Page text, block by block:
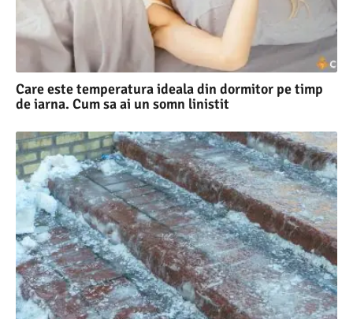
Care este temperatura ideala din dormitor pe timp
de iarna. Cum sa ai un somn linistit